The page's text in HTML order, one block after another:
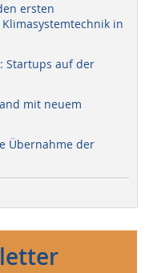
ersten
in
Startups auf der
mit neuem
Übernahme der